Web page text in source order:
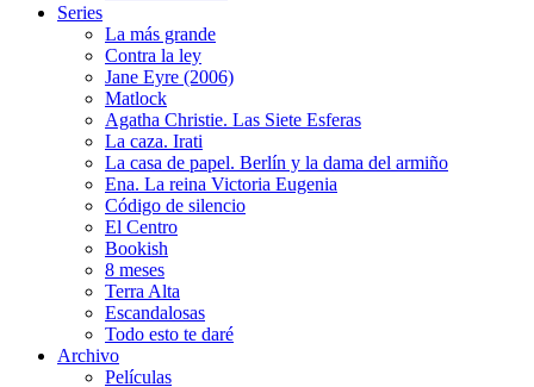
Series
La más grande
Contra la ley
Jane Eyre (2006)
Matlock
Agatha Christie. Las Siete Esferas
La caza. Irati
La casa de papel. Berlín y la dama del armiño
Ena. La reina Victoria Eugenia
Código de silencio
El Centro
Bookish
8 meses
Terra Alta
Escandalosas
Todo esto te daré
Archivo
Películas